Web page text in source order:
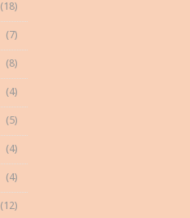
(18)
(7)
(8)
(4)
(5)
(4)
(4)
(12)